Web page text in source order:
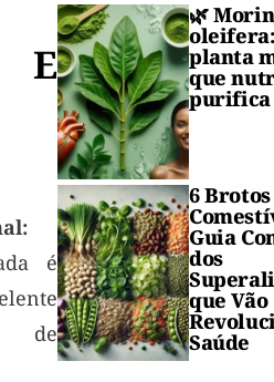
E
é
de
🌿
oleifera
planta
que
purifica
6 Brotos
Guia
dos
que Vão
Saúde